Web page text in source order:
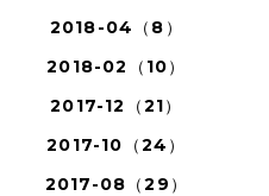
2018-04（8）
2018-02（10）
2017-12（21）
2017-10（24）
2017-08（29）